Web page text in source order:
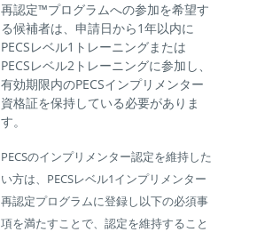
再認定™プログラムへの参加を希望す
る候補者は、申請日から1年以内に
PECSレベル1 トレーニングまたは
PECSレベル2 トレーニングに参加し、
有効期限内のPECSインプリメンター
資格証を保持している必要がありま
す。
PECSのインプリメンター認定を維持した
い方は、PECSレベル1インプリメンター
再認定プログラムに登録し以下の必須事
項を満たすことで、認定を維持すること